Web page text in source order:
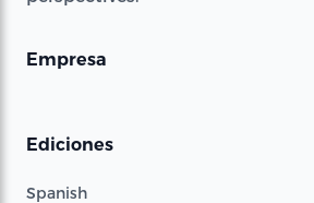
Empresa
Ediciones
Spanish